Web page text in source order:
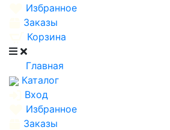
Избранное
Заказы
Корзина
Главная
Каталог
Вход
Избранное
Заказы